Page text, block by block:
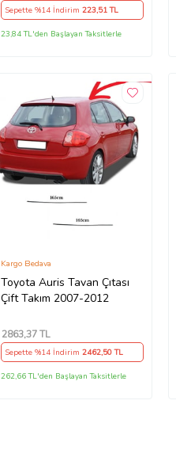
Sepette %14 İndirim 223,51 TL
23,84 TL'den Başlayan Taksitlerle
Toyota Auris Tavan Çıtası
Çift Takım 2007-2012
Kargo Bedava
2863,37 TL
Sepette %14 İndirim 2462,50 TL
262,66 TL'den Başlayan Taksitlerle